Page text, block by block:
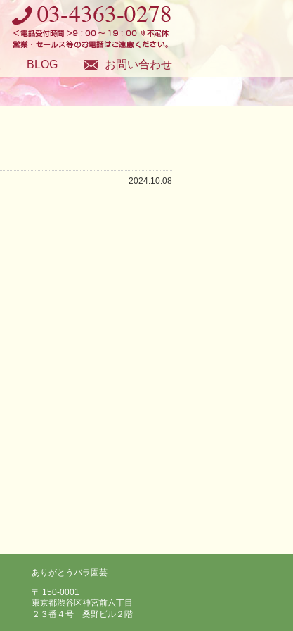
BLOG お問い合わせ
2024.10.08
ありがとうバラ園芸
〒 150-0001
東京都渋谷区神宮前六丁目
２３番４号 桑野ビル２階